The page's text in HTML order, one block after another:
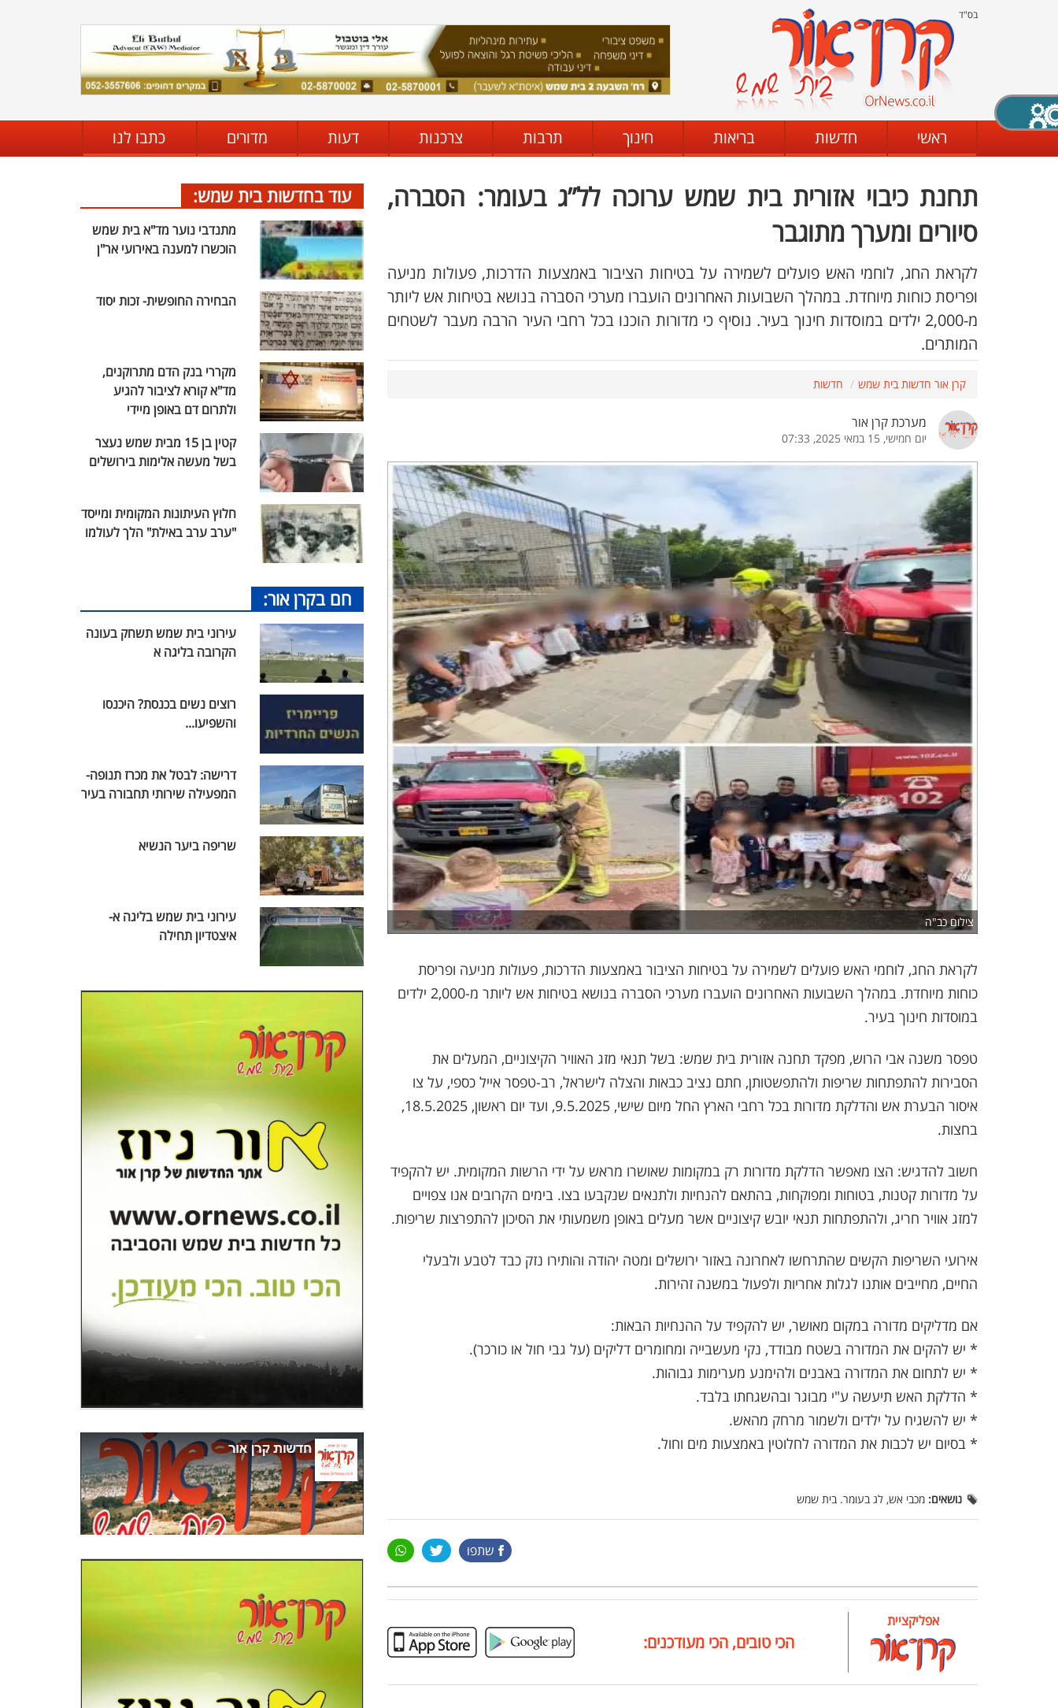
בס"ד
ראשי חדשות בריאות חינוך תרבות צרכנות דעות מדורים כתבו לנו
תחנת כיבוי אזורית בית שמש ערוכה לל”ג בעומר: הסברה,
סיורים ומערך מתוגבר
לקראת החג, לוחמי האש פועלים לשמירה על בטיחות הציבור באמצעות הדרכות, פעולות מניעה
ופריסת כוחות מיוחדת. במהלך השבועות האחרונים הועברו מערכי הסברה בנושא בטיחות אש ליותר
מ-2,000 ילדים במוסדות חינוך בעיר. נוסיף כי מדורות הוכנו בכל רחבי העיר הרבה מעבר לשטחים
המותרים.
קרן אור חדשות בית שמש חדשות
מערכת קרן אור
יום חמישי, 15 במאי 2025, 07:33
צילום כב"ה
לקראת החג, לוחמי האש פועלים לשמירה על בטיחות הציבור באמצעות הדרכות, פעולות מניעה ופריסת
כוחות מיוחדת. במהלך השבועות האחרונים הועברו מערכי הסברה בנושא בטיחות אש ליותר מ-2,000 ילדים
במוסדות חינוך בעיר.
טפסר משנה אבי הרוש, מפקד תחנה אזורית בית שמש: בשל תנאי מזג האוויר הקיצוניים, המעלים את
הסבירות להתפתחות שריפות ולהתפשטותן, חתם נציב כבאות והצלה לישראל, רב-טפסר אייל כספי, על צו
איסור הבערת אש והדלקת מדורות בכל רחבי הארץ החל מיום שישי, 9.5.2025, ועד יום ראשון, 18.5.2025,
בחצות.
חשוב להדגיש: הצו מאפשר הדלקת מדורות רק במקומות שאושרו מראש על ידי הרשות המקומית. יש להקפיד
על מדורות קטנות, בטוחות ומפוקחות, בהתאם להנחיות ולתנאים שנקבעו בצו. בימים הקרובים אנו צפויים
למזג אוויר חריג, ולהתפתחות תנאי יובש קיצוניים אשר מעלים באופן משמעותי את הסיכון להתפרצות שריפות.
אירועי השריפות הקשים שהתרחשו לאחרונה באזור ירושלים ומטה יהודה והותירו נזק כבד לטבע ולבעלי
החיים, מחייבים אותנו לגלות אחריות ולפעול במשנה זהירות.
אם מדליקים מדורה במקום מאושר, יש להקפיד על ההנחיות הבאות:
* יש להקים את המדורה בשטח מבודד, נקי מעשבייה ומחומרים דליקים (על גבי חול או כורכר).
* יש לתחום את המדורה באבנים ולהימנע מערימות גבוהות.
* הדלקת האש תיעשה ע"י מבוגר ובהשגחתו בלבד.
* יש להשגיח על ילדים ולשמור מרחק מהאש.
* בסיום יש לכבות את המדורה לחלוטין באמצעות מים וחול.
נושאים: מכבי אש, לג בעומר. בית שמש
שתפו
אפליקציית
הכי טובים, הכי מעודכנים:
עוד בחדשות בית שמש:
מתנדבי נוער מד"א בית שמש
הוכשרו למענה באירועי אר"ן
הבחירה החופשית- זכות יסוד
מקררי בנק הדם מתרוקנים,
מד"א קורא לציבור להגיע
ולתרום דם באופן מיידי
קטין בן 15 מבית שמש נעצר
בשל מעשה אלימות בירושלים
חלוץ העיתונות המקומית ומייסד
"ערב ערב באילת" הלך לעולמו
חם בקרן אור:
עירוני בית שמש תשחק בעונה
הקרובה בליגה א
רוצים נשים בכנסת? היכנסו
והשפיעו...
דרישה: לבטל את מכרז תנופה-
המפעילה שירותי תחבורה בעיר
שריפה ביער הנשיא
עירוני בית שמש בליגה א-
איצטדיון תחילה
X סגירה
מצב שחור - לבן קביעת ניגודיות
גופן קריא
הדגשת קישורים הדגשת כותרות
כיבוי הבהובים